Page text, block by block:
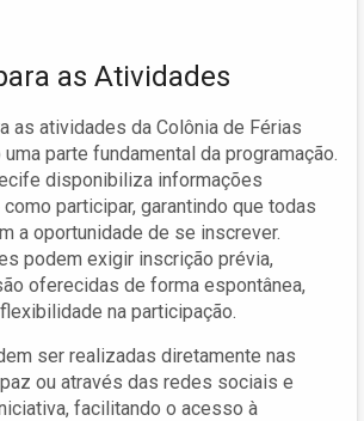
as Atividades
as atividades da Colônia de Férias
parte fundamental da programação.
disponibiliza informações
participar, garantindo que todas
a oportunidade de se inscrever.
podem exigir inscrição prévia,
oferecidas de forma espontânea,
na participação.
ser realizadas diretamente nas
ou através das redes sociais e
facilitando o acesso à